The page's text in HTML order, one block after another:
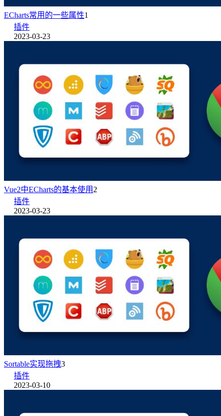
ECharts常用的一些属性1
插件
2023-03-23
Vue2中ECharts的基本使用 2
插件
2023-03-23
Sortable实现拖拽3
插件
2023-03-10